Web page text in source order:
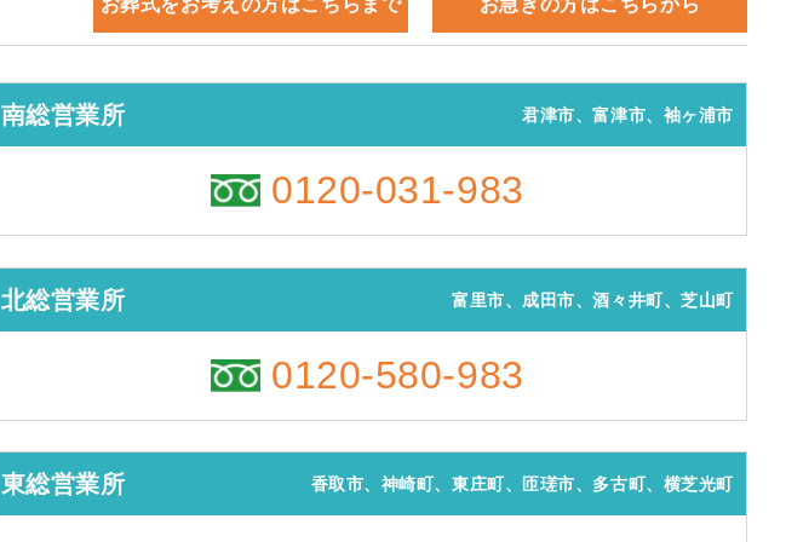
お葬式をお考えの方はこちらまで お急ぎの方はこちらから
南総営業所 君津市、富津市、袖ヶ浦市
0120-031-983
北総営業所 富里市、成田市、酒々井町、芝山町
0120-580-983
東総営業所 香取市、神崎町、東庄町、匝瑳市、多古町、横芝光町